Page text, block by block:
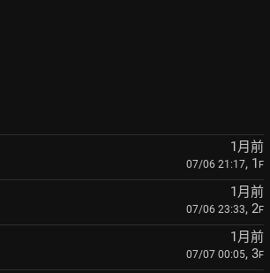
1月前
07/06 21:17, 1 F
1月前
07/06 23:33, 2F
1月前
07/07 00:05, 3F